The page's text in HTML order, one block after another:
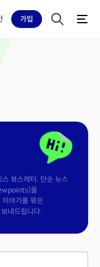
가입
뷰스레터. 단순 뉴스
을
이야기를 묶은
내드립니다.